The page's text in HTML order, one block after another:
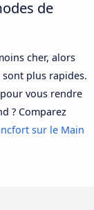
de
cher, alors
plus rapides.
vous rendre
? Comparez
sur le Main